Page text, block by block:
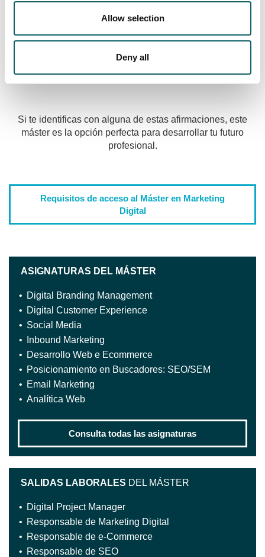
Allow selection
Deny all
Me encantan las redes sociales
Tengo habilidad para la comunicación
Soy una persona creativa y dinámica
Si te identificas con alguna de estas afirmaciones, este
máster es la opción perfecta para desarrollar tu futuro
profesional.
Requisitos de acceso al Máster en Marketing
Digital
ASIGNATURAS DEL MÁSTER
Digital Branding Management
Digital Customer Experience
Social Media
Inbound Marketing
Desarrollo Web e Ecommerce
Posicionamiento en Buscadores: SEO/SEM
Email Marketing
Analítica Web
Consulta todas las asignaturas
SALIDAS LABORALES DEL MÁSTER
Digital Project Manager
Responsable de Marketing Digital
Responsable de e-Commerce
Responsable de SEO